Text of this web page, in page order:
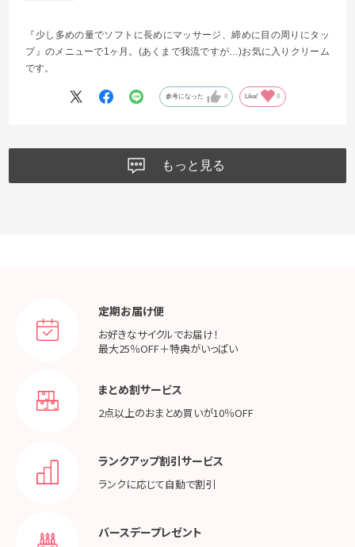
『少し多めの量でソフトに長めにマッサージ、締めに目の周りにタッ
プ』のメニューで1ヶ月。(あくまで我流ですが…)お気に入りクリーム
です。
参考になった 0 Like! 0
もっと見る
定期お届け便
お好きなサイクルでお届け！
最大25％OFF＋特典がいっぱい
まとめ割サービス
2点以上のおまとめ買いが10％OFF
ランクアップ割引サービス
ランクに応じて自動で割引
バースデープレゼント